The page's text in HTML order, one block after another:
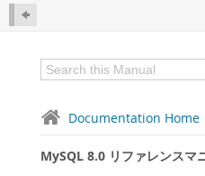
Documentation Home
MySQL 8.0 リファレンスマ